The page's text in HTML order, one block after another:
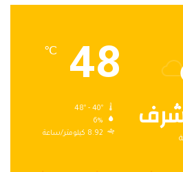
48
℃
6%
8.92 كيلومتر/ساعة